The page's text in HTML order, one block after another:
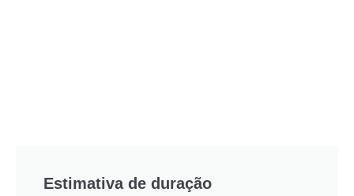
Estimativa de duração